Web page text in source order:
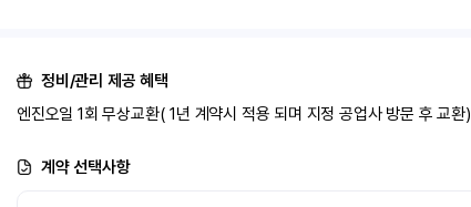
정비/관리 제공 혜택
엔진오일 1회 무상교환( 1년 계약시 적용 되며 지정 공업사 방문 후 교환)
계약 선택사항